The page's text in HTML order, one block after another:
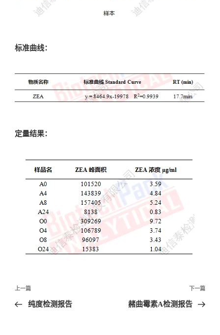
标准曲线：
定量结果：
文
章
上一篇
纯度检测报告
下一篇
赭曲霉素A检测报告